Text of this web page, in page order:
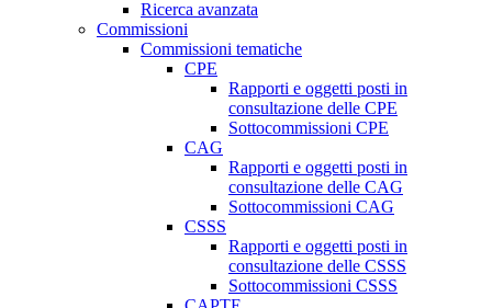
Ricerca avanzata
Commissioni
Commissioni tematiche
CPE
Rapporti e oggetti posti in
consultazione delle CPE
Sottocommissioni CPE
CAG
Rapporti e oggetti posti in
consultazione delle CAG
Sottocommissioni CAG
CSSS
Rapporti e oggetti posti in
consultazione delle CSSS
Sottocommissioni CSSS